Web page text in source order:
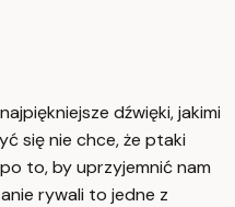
dźwięki, jakimi
się nie chce, że ptaki
to, by uprzyjemnić nam
rywali to jedne z